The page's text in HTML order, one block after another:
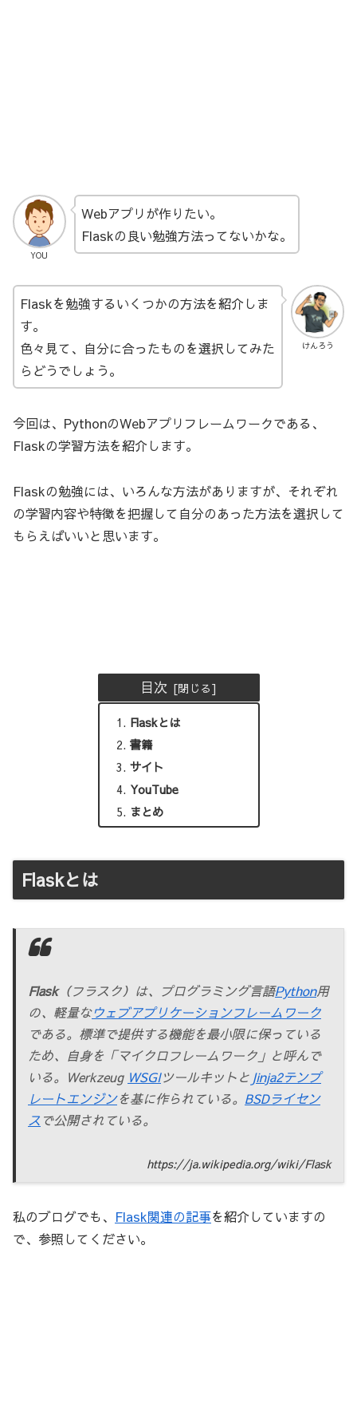
YOU
Webアプリが作りたい。
Flaskの良い勉強方法ってないかな。
けんろう
Flaskを勉強するいくつかの方法を紹介しま
す。
色々見て、自分に合ったものを選択してみた
らどうでしょう。
今回は、PythonのWebアプリフレームワークである、
Flaskの学習方法を紹介します。
Flaskの勉強には、いろんな方法がありますが、それぞれ
の学習内容や特徴を把握して自分のあった方法を選択して
もらえばいいと思います。
目次
Flaskとは
書籍
サイト
YouTube
まとめ
Flaskとは
Flask（フラスク）は、プログラミング言語Python用
の、軽量なウェブアプリケーションフレームワーク
である。標準で提供する機能を最小限に保っている
ため、自身を「マイクロフレームワーク」と呼んで
いる。Werkzeug WSGIツールキットと Jinja2テンプ
レートエンジンを基に作られている。 BSDライセン
ス で公開されている。
https://ja.wikipedia.org/wiki/Flask
私のブログでも、 Flask関連の記事を紹介していますの
で、参照してください。